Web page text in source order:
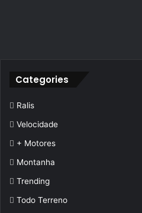
Categories
Ralis
Velocidade
+ Motores
Montanha
Trending
Todo Terreno